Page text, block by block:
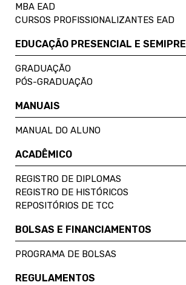
MBA EAD
CURSOS PROFISSIONALIZANTES EAD
EDUCAÇÃO PRESENCIAL E
GRADUAÇÃO
PÓS-GRADUAÇÃO
MANUAIS
MANUAL DO ALUNO
ACADÊMICO
REGISTRO DE DIPLOMAS
REGISTRO DE HISTÓRICOS
REPOSITÓRIOS DE TCC
BOLSAS E FINANCIAMENTOS
PROGRAMA DE BOLSAS
REGULAMENTOS